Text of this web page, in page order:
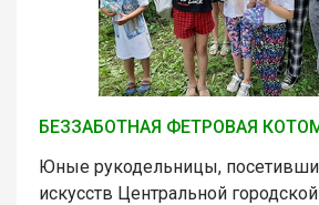
БЕЗЗАБОТНАЯ ФЕТРОВАЯ
Юные рукодельницы,
искусств Центральной